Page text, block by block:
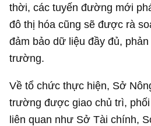
thời, các tuyến đường mới
đô thị hóa cũng sẽ được rà
đảm bảo dữ liệu đầy đủ,
trường.
Về tổ chức thực hiện, Sở
trường được giao chủ trì,
liên quan như Sở Tài chính,